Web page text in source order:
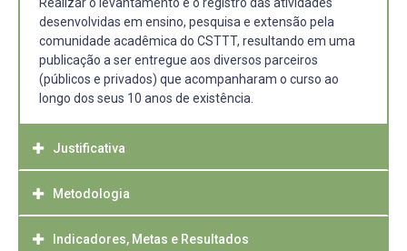
desenvolvidas em ensino, pesquisa e extensão pela
comunidade acadêmica do CSTTT, resultando em uma
publicação a ser entregue aos diversos parceiros
(públicos e privados) que acompanharam o curso ao
longo dos seus 10 anos de existência.
Justificativa
A história deve ser contada e registrada como forma de
não se perder e, ao pensar no papel indutor de
desenvolvimento social e econômico que as
Metodologia
Para a elaboração da publicação serão realizadas as
Indicadores, Metas e Resultados